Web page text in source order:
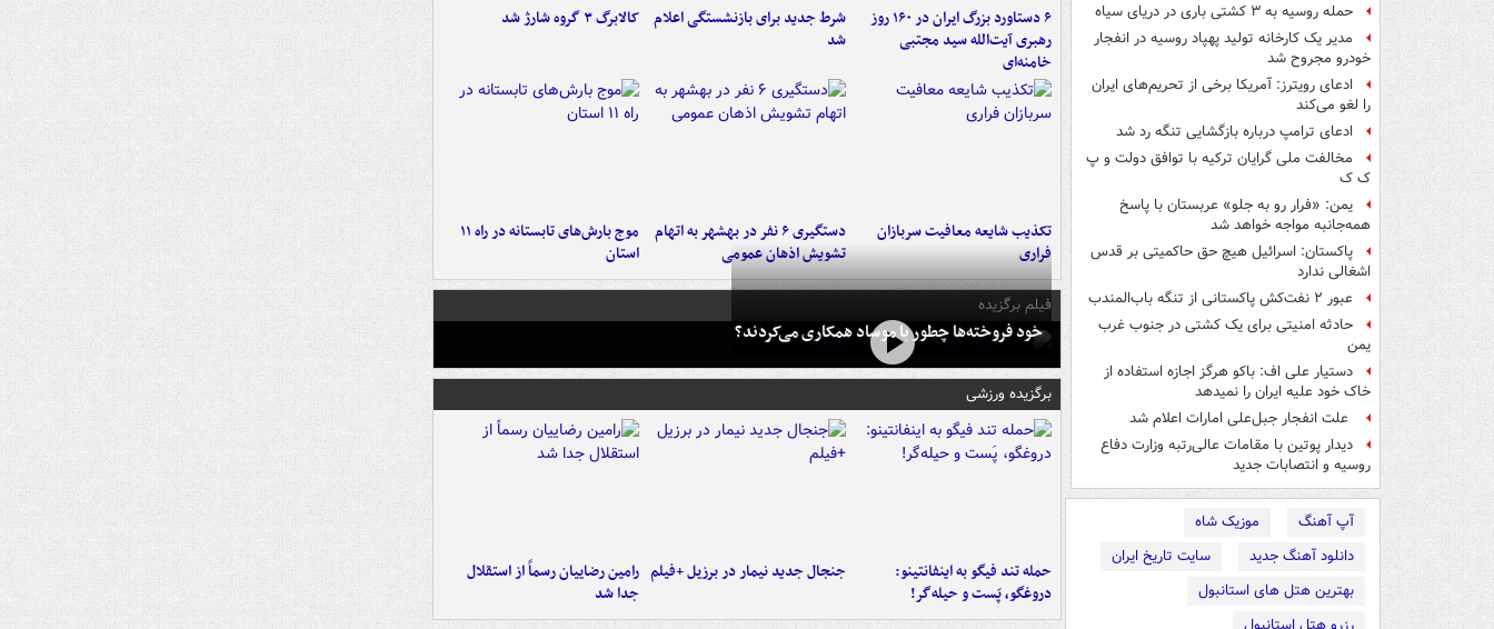
حمله روسیه به ۳ کشتی باری در دریای سیاه
مدیر یک کارخانه تولید پهپاد روسیه در انفجار
خودرو مجروح شد
ادعای رویترز: آمریکا برخی از تحریم‌های ایران
را لغو می‌کند
ادعای ترامپ درباره بازگشایی تنگه رد شد
مخالفت ملی گرایان ترکیه با توافق دولت و پ
ک ک
یمن: «فرار رو به جلو» عربستان با پاسخ
همه‌جانبه‌ مواجه خواهد شد
پاکستان: اسرائیل هیچ حق حاکمیتی بر قدس
اشغالی ندارد
عبور ۲ نفت‌کش پاکستانی از تنگه باب‌المندب
حادثه امنیتی برای یک کشتی در جنوب غرب
یمن
دستیار علی اف: باکو هرگز اجازه استفاده از
خاک خود علیه ایران را نمیدهد
علت انفجار جبل‌علی امارات اعلام شد
دیدار پوتین با مقامات عالی‌رتبه وزارت دفاع
روسیه و انتصابات جدید
آپ آهنگ
موزیک شاه
دانلود آهنگ جدید
سایت تاریخ ایران
بهترین هتل های استانبول
۶ دستاورد بزرگ ایران در ۱۶۰ روز
رهبری آیت‌الله سید مجتبی
خامنه‌ای
شرط جدید برای بازنشستگی اعلام
شد
کالابرگ ۳ گروه شارژ شد
تکذیب شایعه معافیت سربازان
فراری
دستگیری ۶ نفر در بهشهر به اتهام
تشویش اذهان عمومی
موج بارش‌های تابستانه در راه ۱۱
استان
فیلم برگزیده
خود فروخته‌ها چطور با موساد همکاری می‌کردند؟
برگزیده ورزشی
حمله تند فیگو به اینفانتینو:
دروغگو، پَست‌ و حیله‌گر!
جنجال جدید نیمار در برزیل +فیلم رامین رضاییان رسماً از استقلال
جدا شد